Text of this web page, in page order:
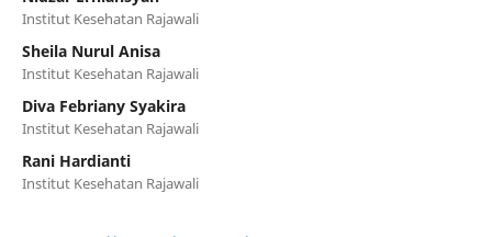
Institut Kesehatan Rajawali
Sheila Nurul Anisa
Institut Kesehatan Rajawali
Diva Febriany Syakira
Institut Kesehatan Rajawali
Rani Hardianti
Institut Kesehatan Rajawali